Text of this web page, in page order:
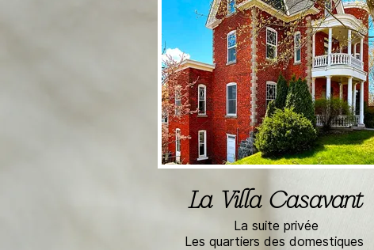
La Villa Casavant
La suite privée
Les quartiers des domestiques